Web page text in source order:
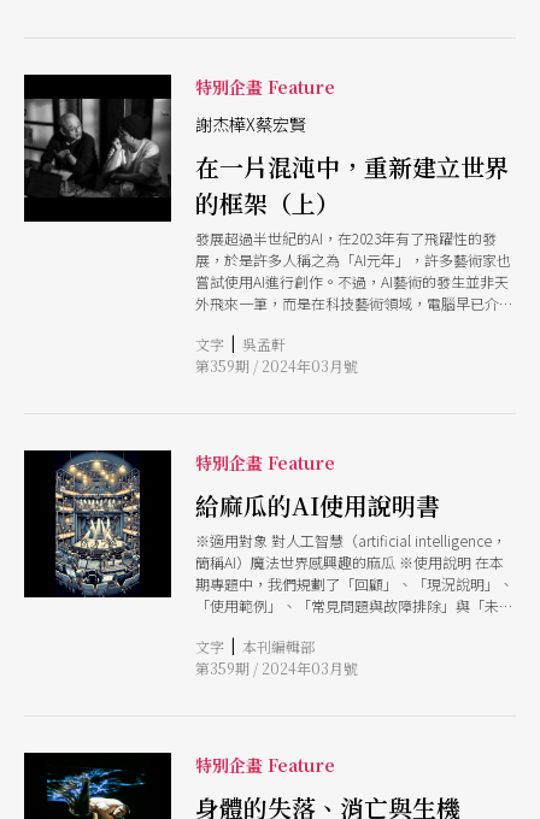
去找提示詞）方便起見，3mily的人類使用者選擇
情，很容易誤認為《宵夜》是愛蜜莉的新作品。
3mily生成的其他三百張圖也一樣。 以自身性質來
說，《路口》跟《宵夜》沒差很多。它們都是電子
圖檔，展現愛蜜莉的筆觸、構圖和色彩風格，在內
容上則反映現代台灣人的生活。應該沒人會否認
《路口》算是藝術品，但這樣一來，是否代表《宵
夜》也是藝術品呢？一旦思考起這問題，我們就面
對了古老的藝術哲學議題：到底怎樣才算是藝術
品？ 藝術品的標準 幸運的是，類似的問題並不新
成，而是來自清華大學資工、電機、外文、中文及
科管院學士班的音樂高手。即使是學校樂團也不容
小覷，而它的幕後推手，就是長笛家斜槓清華AI樂
開始，到現在已經是第4波崛起了！」她笑著說，
價，花一小段時間就練完了；但若跟工程師一起工
作，就必須花很多時間協助訓練和測試不過話說回
來，「如果做好了，我要讓AI重複伴奏一百次都可
以！」
特別企畫 Feature
謝杰樺X蔡宏賢
在一片混沌中，重新建立世界
的框架（上）
發展超過半世紀的AI，在2023年有了飛躍性的發
展，於是許多人稱之為「AI元年」，許多藝術家也
嘗試使用AI進行創作。不過，AI藝術的發生並非天
外飛來一筆，而是在科技藝術領域，電腦早已介入
再到生成式藝術（generative art）、資料餵養與
機器學習，接著才是AI藝術。 AI無疑對於人、身
杰樺與策展人蔡宏賢，與讀者們分享他們認為AI帶
給人類的美好與威脅、身體的存續與變種、AI的世
界觀及其偏見，以及AI藝術的產製關係與處境。
文字 | 吳孟軒
第359期 / 2024年03月號
特別企畫 Feature
給麻瓜的AI使用說明書
※適用對象 對人工智慧（artificial intelligence，
簡稱AI）魔法世界感興趣的麻瓜 ※使用說明 在本
期專題中，我們規劃了「回顧」、「現況說明」、
「使用範例」、「常見問題與故障排除」與「未來
像人工智慧，以及深入介紹當前人工智慧在表演藝
術領域的應用與發展現況，並透過藝術家們的具體
性影響，釐清相應的難題與解決之道。此外，我們
也邀請了藝術家們想像表演藝術產製如何因AI的加
入，而相互角力與互利共生的未來。請您依照自身
文字 | 本刊編輯部
第359期 / 2024年03月號
特別企畫 Feature
身體的失落、消亡與生機